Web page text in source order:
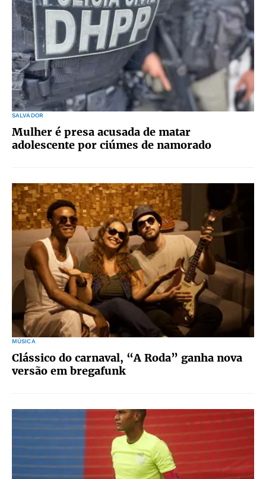
SALVADOR
Mulher é presa acusada de matar
adolescente por ciúmes de namorado
MÚSICA
Clássico do carnaval, “A Roda” ganha nova
versão em bregafunk